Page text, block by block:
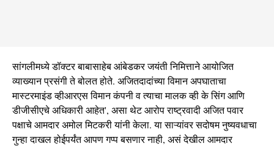
सांगलीमध्ये डॉक्टर बाबासाहेब आंबेडकर जयंती निमित्ताने आयोजित
व्याख्यान प्रसंगी ते बोलत होते. अजितदादांच्या विमान अपघाताचा
मास्टरमाइंड व्हीआरएस विमान कंपनी व त्याचा मालक व्ही के सिंग आणि
डीजीसीएचे अधिकारी आहेत', असा थेट आरोप राष्ट्रवादी अजित पवार
पक्षाचे आमदार अमोल मिटकरी यांनी केला. या साऱ्यांवर सदोषम नुष्यवधाचा
गुन्हा दाखल होईपर्यंत आपण गप्प बसणार नाही, असं देखील आमदार